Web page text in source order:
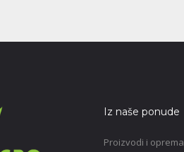
Iz naše ponude
Proizvodi i oprema